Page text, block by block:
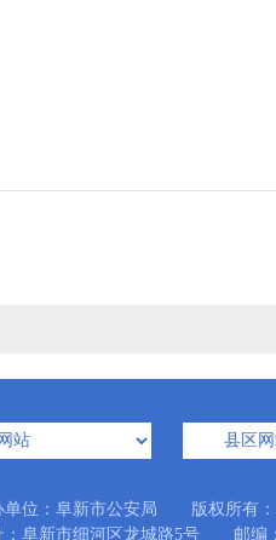
单位：阜新市公安局 版权所有：
：阜新市细河区龙城路5号 邮编